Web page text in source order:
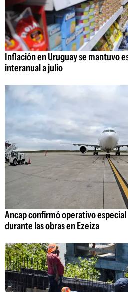
Inflación en Uruguay se mantuvo
interanual a julio
Ancap confirmó operativo
durante las obras en Ezeiza